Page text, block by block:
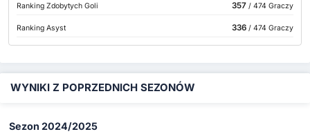
Ranking Zdobytych Goli
357/ 474 Graczy
Ranking Asyst 336/ 474 Graczy
WYNIKI Z POPRZEDNICH SEZONÓW
Sezon 2024/2025